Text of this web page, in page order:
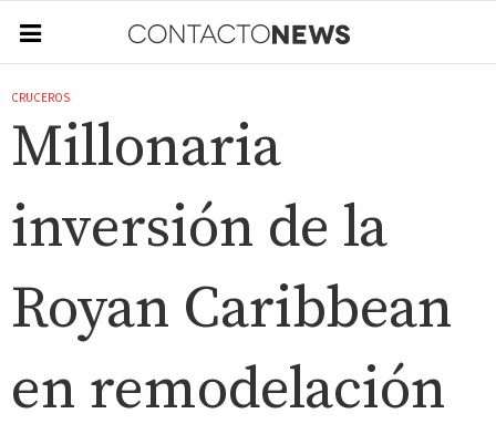
CRUCEROS
Millonaria
inversión de la
Royan Caribbean
en remodelación